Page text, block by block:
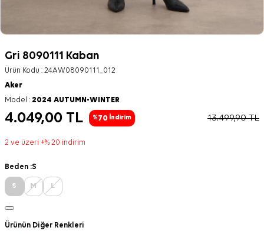
Gri 8090111 Kaban
Ürün Kodu : 24AW08090111_012
Aker
Model : 2024 AUTUMN-WINTER
4.049,00 TL %70 İndirim 13.499,90TL
2 ve üzeri +% 20 indirim
Beden :S
S M L
Ürünün Diğer Renkleri